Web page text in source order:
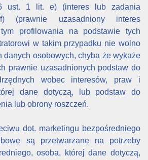
ust. 1 lit. e) (interes lub zadania
(prawnie uzasadniony interes
profilowania na podstawie tych
w takim przypadku nie wolno
danych osobowych, chyba że wykaże
prawnie uzasadnionych podstaw do
wobec interesów, praw i
dane dotyczą, lub podstaw do
lub obrony roszczeń.
dot. marketingu bezpośredniego
są przetwarzane na potrzeby
osoba, której dane dotyczą,